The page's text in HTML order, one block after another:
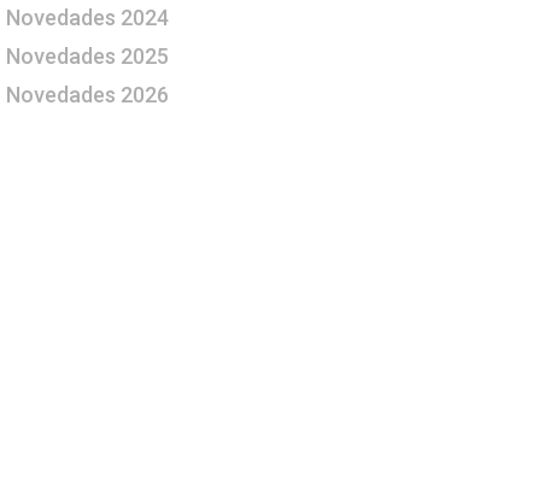
Novedades 2024
Novedades 2025
Novedades 2026